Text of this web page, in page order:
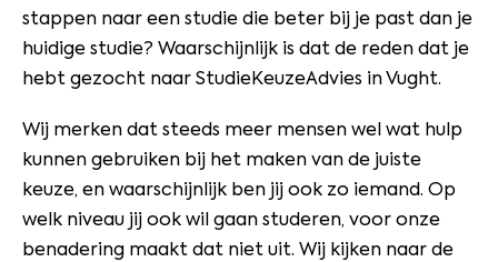
stappen naar een studie die beter bij je past dan je
huidige studie? Waarschijnlijk is dat de reden dat je
hebt gezocht naar StudieKeuzeAdvies in Vught.
Wij merken dat steeds meer mensen wel wat hulp
kunnen gebruiken bij het maken van de juiste
keuze, en waarschijnlijk ben jij ook zo iemand. Op
welk niveau jij ook wil gaan studeren, voor onze
benadering maakt dat niet uit. Wij kijken naar de